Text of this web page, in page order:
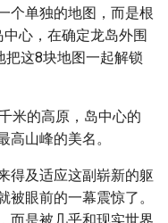
个单独的地图，而是根
心，在确定龙岛外围
把这8块地图一起解锁
米的高原，岛中心的
山峰的美名。
得及适应这副崭新的躯
眼前的一幕震惊了。